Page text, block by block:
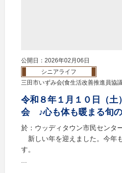
公開日：2026年02月06日
シニアライフ
三田市いずみ会(食生活改善推進員協
令和８年１月１０日（
会 ♪心も体も暖まる旬
於：ウッディタウン市民セン
新しい年を迎えました。今年
す。